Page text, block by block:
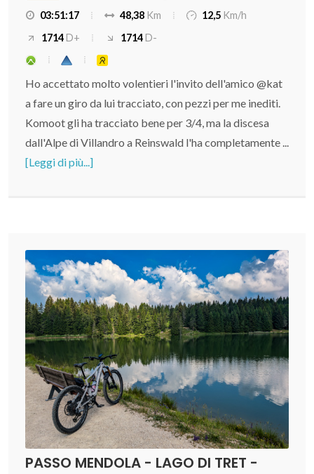
03:51:17
48,38 Km 12,5 Km/h
1714D+ 1714D-
Ho accettato molto volentieri l'invito dell'amico @kat
a fare un giro da lui tracciato, con pezzi per me inediti.
Komoot gli ha tracciato bene per 3/4, ma la discesa
dall'Alpe di Villandro a Reinswald l'ha completamente ...
[Leggi di più...]
PASSO MENDOLA - LAGO DI TRET -